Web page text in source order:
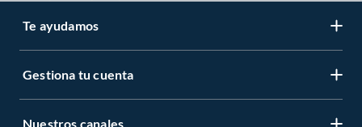
Te ayudamos
Gestiona tu cuenta
Nuestros canales